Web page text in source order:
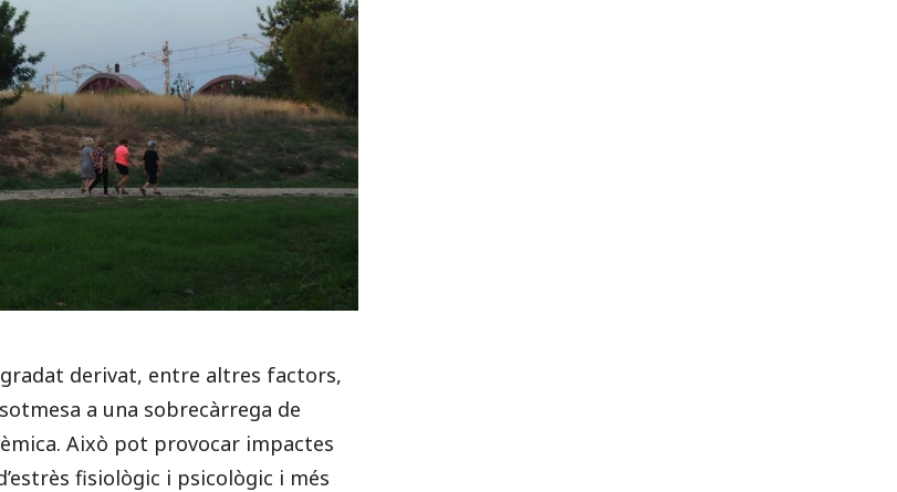
derivat, entre altres factors,
a una sobrecàrrega de
Això pot provocar impactes
fisiològic i psicològic i més